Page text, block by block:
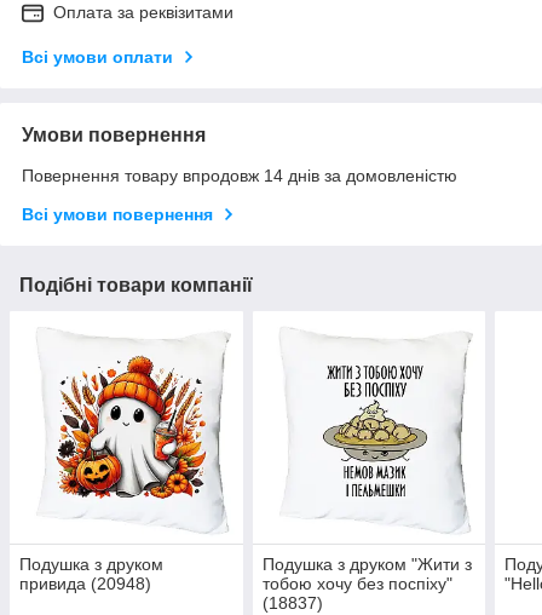
Оплата за реквізитами
Всі умови оплати
Умови повернення
Повернення товару впродовж 14 днів за домовленістю
Всі умови повернення
Подібні товари компанії
Подушка з друком
привида (20948)
Подушка з друком "Жити з
тобою хочу без поспіху"
(18837)